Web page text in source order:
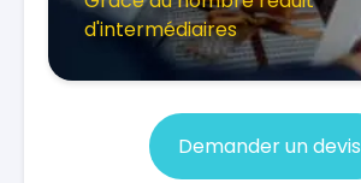
d'intermédiaires
Demander un devis